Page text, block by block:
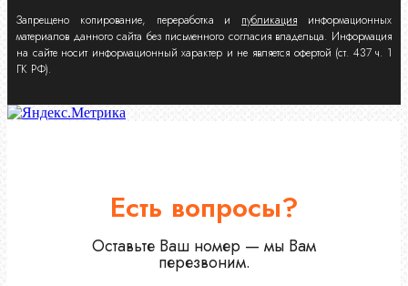
Запрещено копирование, переработка и публикация информационных
материалов данного сайта без письменного согласия владельца. Информация
на сайте носит информационный характер и не является офертой (ст. 437 ч. 1
ГК РФ).
Есть вопросы?
Оставьте Ваш номер — мы Вам
перезвоним.